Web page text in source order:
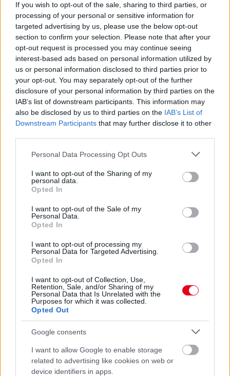
If you wish to opt-out of the sale, sharing to third parties, or
processing of your personal or sensitive information for
targeted advertising by us, please use the below opt-out
section to confirm your selection. Please note that after your
opt-out request is processed you may continue seeing
interest-based ads based on personal information utilized by
us or personal information disclosed to third parties prior to
your opt-out. You may separately opt-out of the further
disclosure of your personal information by third parties on the
IAB’s list of downstream participants. This information may
also be disclosed by us to third parties on the IAB’s List of
Downstream Participants that may further disclose it to other
Please note that this website/app uses one or more Google
not limited to your visit or usage behaviour. You may click to
grant or deny consent to Google and its third-party tags to
use your data for below specified purposes in below Google
consent section.
Personal Data Processing Opt Outs
I want to opt-out of the Sharing of my
personal data.
Opted In
I want to opt-out of the Sale of my
Personal Data.
Opted In
I want to opt-out of processing my
Personal Data for Targeted Advertising.
Opted In
I want to opt-out of Collection, Use,
Retention, Sale, and/or Sharing of my
Personal Data that Is Unrelated with the
Purposes for which it was collected.
Opted Out
Google consents
I want to allow Google to enable storage
related to advertising like cookies on web or
device identifiers in apps.
1 napja
Megvan, mikor kezdődik az F1-es Bahreini Nagydíj
Malajziában
Ilyen lehet a jövő F1-es szabályrendszere Domenicali
szerint